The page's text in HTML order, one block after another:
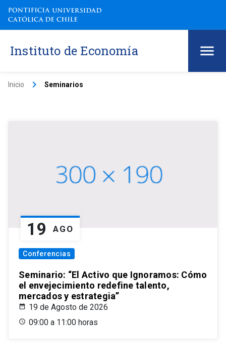
Instituto de Economía
Inicio keyboard_arrow_right Seminarios
19 AGO
Conferencias
Seminario: “El Activo que Ignoramos: Cómo
el envejecimiento redefine talento,
mercados y estrategia”
19 de Agosto de 2026
09:00 a 11:00 horas